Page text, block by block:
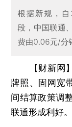
根据新规，自
段，中国联通
费由0.06元/分
【财新网
牌照 、固网宽
间结算政策调
联通形成利好。